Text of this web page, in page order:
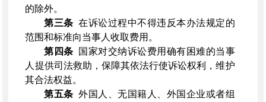
的除外。
第三条 在诉讼过程中不得违反本办法规定的
范围和标准向当事人收取费用。
第四条
国家对交纳诉讼费用确有困难的当事
人提供司法救助，保障其依法行使诉讼权利，维护
其合法权益。
第五条 外国人、无国籍人、外国企业或者组